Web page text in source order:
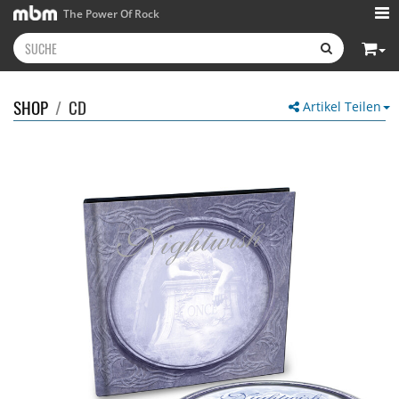
The Power Of Rock
Artikel Teilen
SHOP / CD